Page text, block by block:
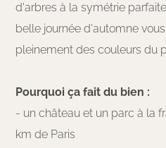
d'arbres à la symétrie
belle journée d'automne
pleinement des couleurs du
Pourquoi ça fait du bien :
- un château et un parc à la
km de Paris